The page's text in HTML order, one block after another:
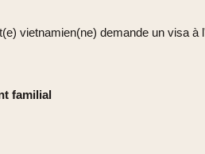
vietnamien(ne) demande un visa
familial